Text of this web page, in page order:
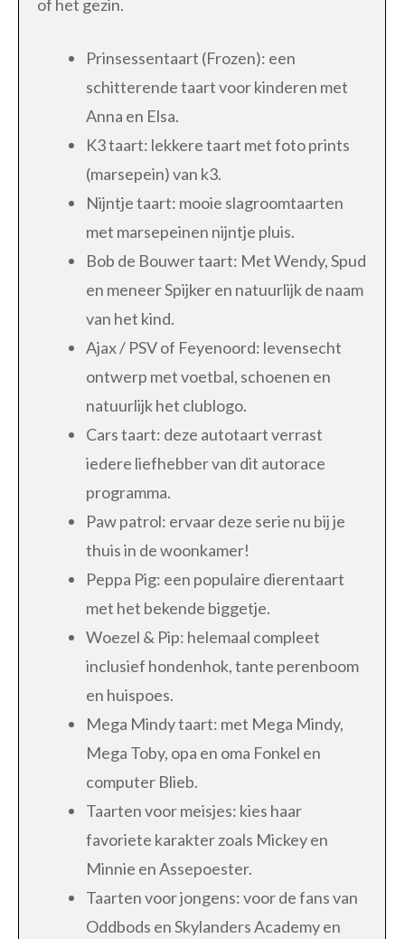
of het gezin.
Prinsessentaart (Frozen): een
schitterende taart voor kinderen met
Anna en Elsa.
K3 taart: lekkere taart met foto prints
(marsepein) van k3.
Nijntje taart: mooie slagroomtaarten
met marsepeinen nijntje pluis.
Bob de Bouwer taart: Met Wendy, Spud
en meneer Spijker en natuurlijk de naam
van het kind.
Ajax / PSV of Feyenoord: levensecht
ontwerp met voetbal, schoenen en
natuurlijk het clublogo.
Cars taart: deze autotaart verrast
iedere liefhebber van dit autorace
programma.
Paw patrol: ervaar deze serie nu bij je
thuis in de woonkamer!
Peppa Pig: een populaire dierentaart
met het bekende biggetje.
Woezel & Pip: helemaal compleet
inclusief hondenhok, tante perenboom
en huispoes.
Mega Mindy taart: met Mega Mindy,
Mega Toby, opa en oma Fonkel en
computer Blieb.
Taarten voor meisjes: kies haar
favoriete karakter zoals Mickey en
Minnie en Assepoester.
Taarten voor jongens: voor de fans van
Oddbods en Skylanders Academy en